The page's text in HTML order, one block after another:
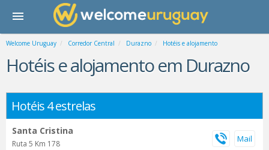
Welcome Uruguay Corredor Central Durazno Hotéis e alojamento
Hotéis e alojamento em Durazno
Hotéis 4 estrelas
Santa Cristina
Ruta 5 Km 178